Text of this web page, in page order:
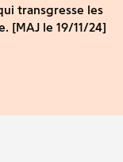
transgresse les
[MAJ le 19/11/24]